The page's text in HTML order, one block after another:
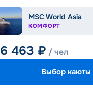
MSC World Asia
КОМФОРТ
463 ₽ / чел
Выбор каюты